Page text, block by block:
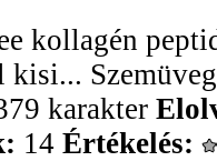
kollagén
kisi...
karakter
14 Értékelés: